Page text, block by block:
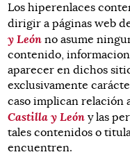
Los hiperenlaces
dirigir a páginas web
y León no asume
contenido,
aparecer en dichos
exclusivamente
caso implican relación
Castilla y León y las
tales contenidos o
encuentren.